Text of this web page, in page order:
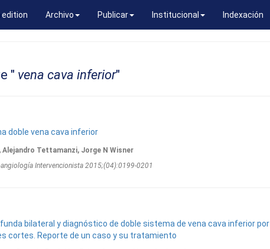
edition Archivo Publicar Institucional Indexación
" vena cava inferior"
doble vena cava inferior
Alejandro Tettamanzi, Jorge N Wisner
Intervencionista 2015;(04):0199-0201
bilateral y diagnóstico de doble sistema de vena cava inferior por
cortes. Reporte de un caso y su tratamiento